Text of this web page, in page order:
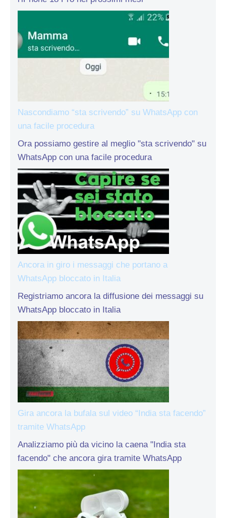
Nascondiamo “sta scrivendo” su WhatsApp con
una facile procedura
Ora possiamo gestire al meglio "sta scrivendo" su
WhatsApp con una facile procedura
Ancora in giro i messaggi che portano a
WhatsApp bloccato in Italia
Registriamo ancora la diffusione dei messaggi su
WhatsApp bloccato in Italia
Gira ancora la bufala sul video “India sta facendo”
tramite WhatsApp
Analizziamo più da vicino la caena "India sta
facendo" che ancora gira tramite WhatsApp